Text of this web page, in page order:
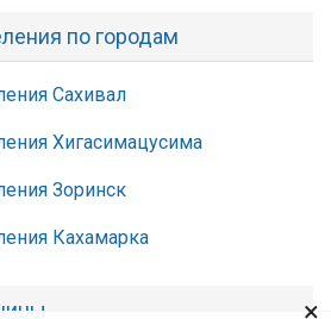
по городам
Сахивал
Хигасимацусима
Зоринск
Кахамарка
×